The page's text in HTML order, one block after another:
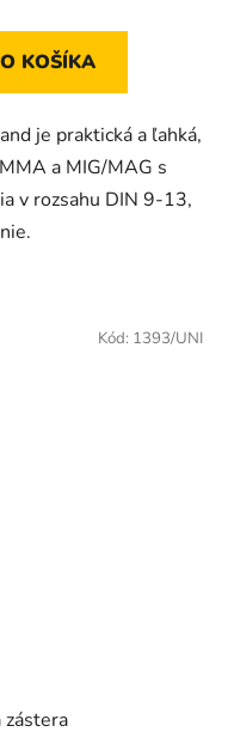
KOŠÍKA
je praktická a ľahká,
a MIG/MAG s
v rozsahu DIN 9-13,
zástera
Kód: 1393/UNI